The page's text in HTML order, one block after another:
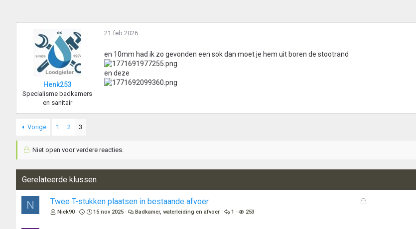
Henk253
Specialisme badkamers
en sanitair
21 feb 2026
en 10mm had ik zo gevonden een sok dan moet je hem uit boren de stootrand
en deze
Vorige 1 2 3
Niet open voor verdere reacties.
Gerelateerde klussen
N
G
Twee T-stukken plaatsen in bestaande afvoer
Niek90 15 nov 2025 Badkamer, waterleiding en afvoer 1 253